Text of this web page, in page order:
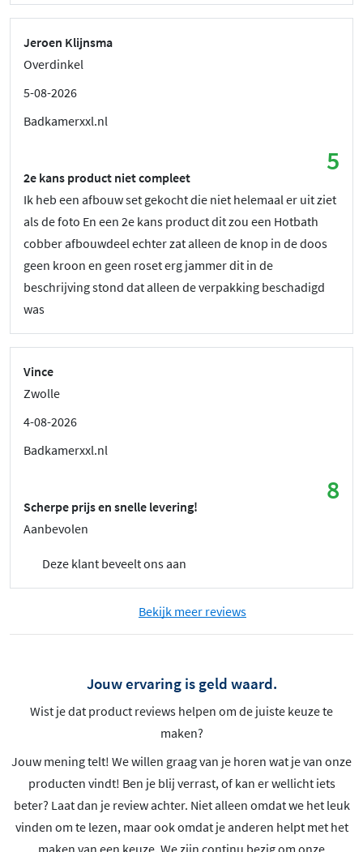
Jeroen Klijnsma
Overdinkel
5-08-2026
Badkamerxxl.nl
5
2e kans product niet compleet
Ik heb een afbouw set gekocht die niet helemaal er uit ziet
als de foto En een 2e kans product dit zou een Hotbath
cobber afbouwdeel echter zat alleen de knop in de doos
geen kroon en geen roset erg jammer dit in de
beschrijving stond dat alleen de verpakking beschadigd
was
Vince
Zwolle
4-08-2026
Badkamerxxl.nl
8
Scherpe prijs en snelle levering!
Aanbevolen
Deze klant beveelt ons aan
Bekijk meer reviews
Jouw ervaring is geld waard.
Wist je dat product reviews helpen om de juiste keuze te
maken?
Jouw mening telt! We willen graag van je horen wat je van onze
producten vindt! Ben je blij verrast, of kan er wellicht iets
beter? Laat dan je review achter. Niet alleen omdat we het leuk
vinden om te lezen, maar ook omdat je anderen helpt met het
maken van een keuze. We zijn continu bezig om onze